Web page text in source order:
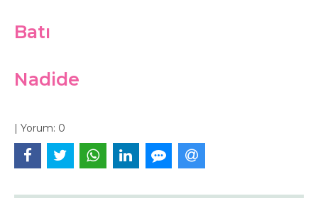
Batı
Nadide
| Yorum: 0